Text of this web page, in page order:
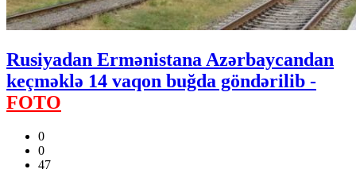
Rusiyadan Ermənistana Azərbaycandan
keçməklə 14 vaqon buğda göndərilib -
FOTO
0
0
47